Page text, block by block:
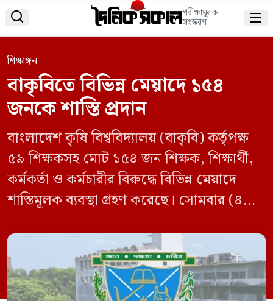
 পরীক্ষামূলক
সংস্করণ 
শিক্ষাঙ্গন
বাকৃবিতে বিভিন্ন মেয়াদে ১৫৪
জনকে শাস্তি প্রদান
বাংলাদেশ কৃষি বিশ্ববিদ্যালয় (বাকৃবি) কর্তৃপক্ষ
৫৯ শিক্ষকসহ মোট ১৫৪ জন শিক্ষক, শিক্ষার্থী,
কর্মকর্তা ও কর্মচারীর বিরুদ্ধে বিভিন্ন মেয়াদে
শাস্তিমূলক ব্যবস্থা গ্রহণ করেছে। সোমবার (৪
সিদ্ধান্ত গৃহীত হয়, যা পূর্বে গত ১৮ মে, গঠিত
তদন্ত কমিশনের প্রতিবেদনের সুপারিশের ভিত্তিতে
নেয়া হয়েছে। প্রশাসনিক সূত্রে জানা গেছে,